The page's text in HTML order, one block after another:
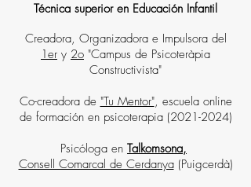
Técnica superior en Educación Infantil
Creadora, Organizadora e Impulsora del
1er y 2o "Campus de Psicoteràpia
Constructivista"
Co-creadora de "Tu Mentor", escuela online
de formación en psicoterapia (2021-2024)
Psicóloga en Talkomsona,
Consell Comarcal de Cerdanya(Puigcerdà)